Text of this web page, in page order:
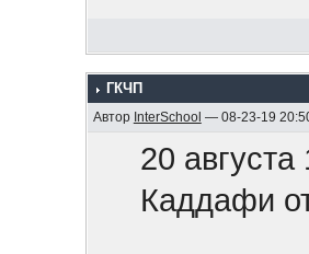
Нет
Pixiv
хочется.
Может,
ГКЧП
Автор InterSchool — 08-23-19
20
Каддафи